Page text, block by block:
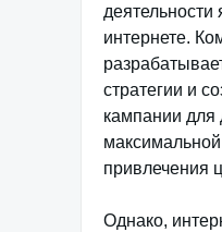
деятельности
интернете.
стратегии и
кампании для
привлечения
Однако,